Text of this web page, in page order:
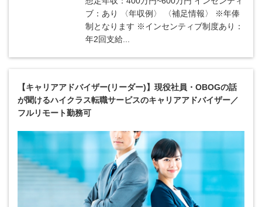
ブ：あり 〈年収例〉 〈補足情報〉 ※年俸
制となります ※インセンティブ制度あり：
年2回支給...
【キャリアアドバイザー(リーダー)】現役社員・OBOGの話
が聞けるハイクラス転職サービスのキャリアアドバイザー／
フルリモート勤務可